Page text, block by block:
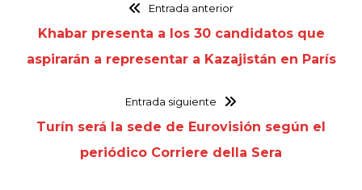
Entrada anterior
Khabar presenta a los 30 candidatos que
aspirarán a representar a Kazajistán en París
Entrada siguiente
Turín será la sede de Eurovisión según el
periódico Corriere della Sera